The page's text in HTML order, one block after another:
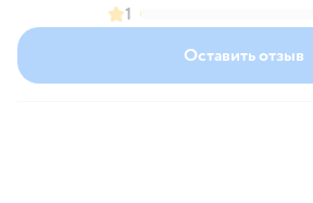
1
Оставить отзыв